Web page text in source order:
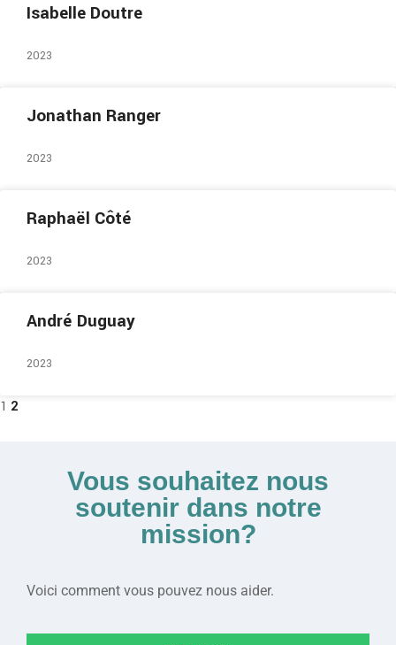
Isabelle Doutre
2023
Jonathan Ranger
2023
Raphaël Côté
2023
André Duguay
2023
1 2
Vous souhaitez nous
soutenir dans notre
mission?
Voici comment vous pouvez nous aider.